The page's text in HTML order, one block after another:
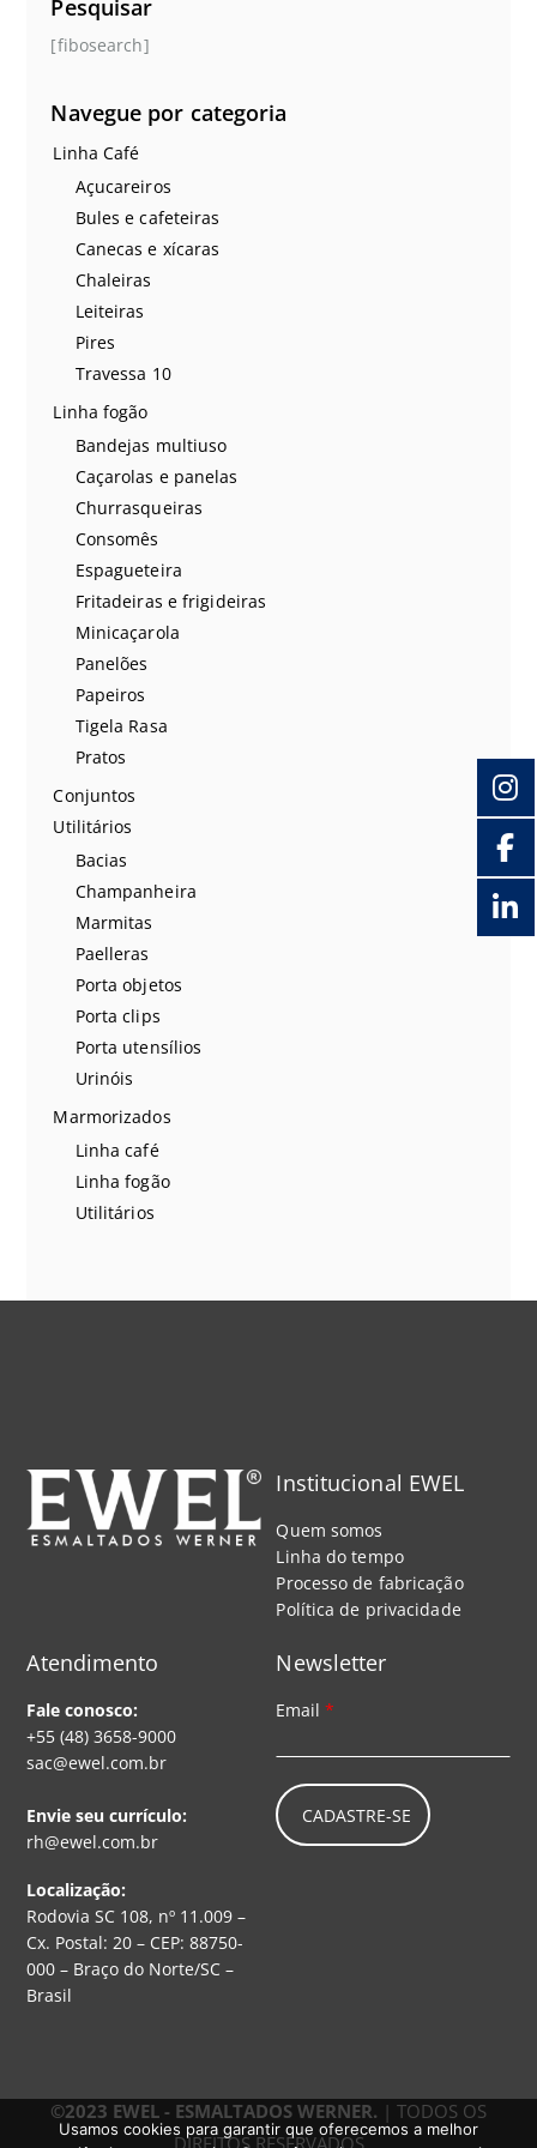
Pesquisar
[fibosearch]
Navegue por categoria
Linha Café
Açucareiros
Bules e cafeteiras
Canecas e xícaras
Chaleiras
Leiteiras
Pires
Travessa 10
Linha fogão
Bandejas multiuso
Caçarolas e panelas
Churrasqueiras
Consomês
Espagueteira
Fritadeiras e frigideiras
Minicaçarola
Panelões
Papeiros
Tigela Rasa
Pratos
Conjuntos
Utilitários
Bacias
Champanheira
Marmitas
Paelleras
Porta objetos
Porta clips
Porta utensílios
Urinóis
Marmorizados
Linha café
Linha fogão
Utilitários
Institucional EWEL
Quem somos
Linha do tempo
Processo de fabricação
Política de privacidade
Atendimento
Fale conosco:
+55 (48) 3658-9000
sac@ewel.com.br
Envie seu currículo:
rh@ewel.com.br
Localização:
Rodovia SC 108, nº 11.009 –
Cx. Postal: 20 – CEP: 88750-
000 – Braço do Norte/SC –
Brasil
Newsletter
Email*
CADASTRE-SE
©2023 EWEL - ESMALTADOS WERNER. | TODOS OS
DIREITOS RESERVADOS
Usamos cookies para garantir que oferecemos a melhor